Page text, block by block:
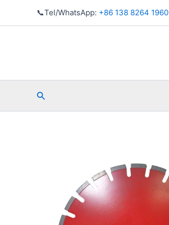
📞Tel/WhatsApp: +86 138 8264 1960
Pesquisar